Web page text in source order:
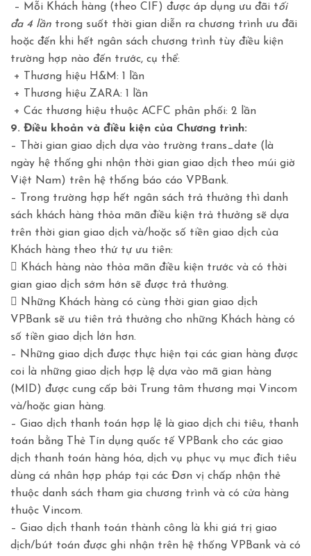
– Mỗi Khách hàng (theo CIF) được áp dụng ưu đãi tối
đa 4 lần trong suốt thời gian diễn ra chương trình ưu đãi
hoặc đến khi hết ngân sách chương trình tùy điều kiện
trường hợp nào đến trước, cụ thể:
+ Thương hiệu H&M: 1 lần
+ Thương hiệu ZARA: 1 lần
+ Các thương hiệu thuộc ACFC phân phối: 2 lần
9. Điều khoản và điều kiện của Chương trình:
– Thời gian giao dịch dựa vào trường trans_date (là
ngày hệ thống ghi nhận thời gian giao dịch theo múi giờ
Việt Nam) trên hệ thống báo cáo VPBank.
– Trong trường hợp hết ngân sách trả thưởng thì danh
sách khách hàng thỏa mãn điều kiện trả thưởng sẽ dựa
trên thời gian giao dịch và/hoặc số tiền giao dịch của
Khách hàng theo thứ tự ưu tiên:
 Khách hàng nào thỏa mãn điều kiện trước và có thời
gian giao dịch sớm hớn sẽ được trả thưởng.
 Những Khách hàng có cùng thời gian giao dịch
VPBank sẽ ưu tiên trả thưởng cho những Khách hàng có
số tiền giao dịch lớn hơn.
– Những giao dịch được thực hiện tại các gian hàng được
coi là những giao dịch hợp lệ dựa vào mã gian hàng
(MID) được cung cấp bởi Trung tâm thương mại Vincom
và/hoặc gian hàng.
– Giao dịch thanh toán hợp lệ là giao dịch chi tiêu, thanh
toán bằng Thẻ Tín dụng quốc tế VPBank cho các giao
dịch thanh toán hàng hóa, dịch vụ phục vụ mục đích tiêu
dùng cá nhân hợp pháp tại các Đơn vị chấp nhận thẻ
thuộc danh sách tham gia chương trình và có cửa hàng
thuộc Vincom.
– Giao dịch thanh toán thành công là khi giá trị giao
dịch/bút toán được ghi nhận trên hệ thống VPBank và có